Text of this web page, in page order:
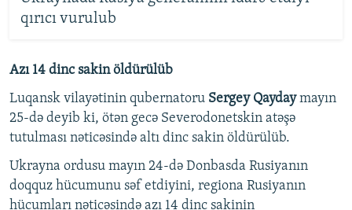
qırıcı vurulub
Azı 14 dinc sakin öldürülüb
Luqansk vilayətinin qubernatoru Sergey Qaydaymayın
25-də deyib ki, ötən gecə Severodonetskin atəşə
tutulması nəticəsində altı dinc sakin öldürülüb.
Ukrayna ordusu mayın 24-də Donbasda Rusiyanın
doqquz hücumunu səf etdiyini, regiona Rusiyanın
hücumları nəticəsində azı 14 dinc sakinin